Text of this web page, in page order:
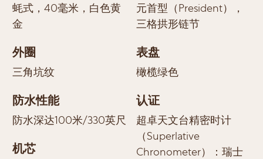
蚝式，40毫米，白色黄
金
外圈
三角坑纹
防水性能
防水深达100米/330英尺
机芯
元首型（President），
三格拱形链节
表盘
橄榄绿色
认证
超卓天文台精密时计
（Superlative
Chronometer）：瑞士